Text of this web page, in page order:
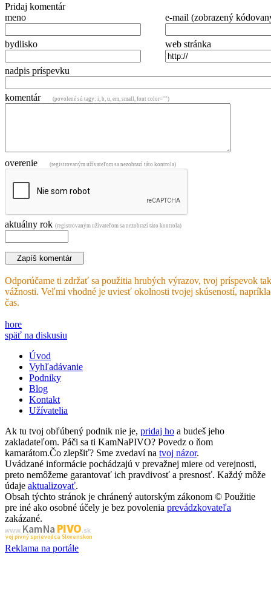
Pridaj komentár
meno
bydlisko
e-mail (zobrazený
web stránka
nadpis príspevku
komentár (povolené sú tagy: i, b, u, em, small, font color="")
overenie (registrovaným užívateľom sa nezobrazí táto kontrola)
aktuálny rok (registrovaným užívateľom sa nezobrazí táto kontrola)
Odporúčame ti zdržať sa použitia hrubých výrazov, tvoj príspevok
vážnosti. Veľmi vhodné je uviesť okolnosti tvojej skúseností,
čas.
hore
späť na diskusiu
Úvod
Vyhľadávanie
Podniky
Blog
Kontakt
Užívatelia
Ak tu tvoj obľúbený podnik nie je, pridaj ho a budeš jeho
zakladateľom. Páči sa ti KamNaPIVO? Povedz o ňom
kamarátom.Čo zlepšiť? Sme zvedaví na tvoj názor.
Uvádzané informácie pochádzajú v prevažnej miere od verejnosti,
preto nemôžeme garantovať ich pravdivosť a presnosť. Každý môže
údaje aktualizovať.
Obsah týchto stránok je chránený autorským zákonom © Použitie
pre iné ako osobné účely je bez povolenia prevádzkovateľa
zakázané.
www.Kam Na PIVO.sk
Tvoj pivný sprievodca Slovenskom
Reklama na portále